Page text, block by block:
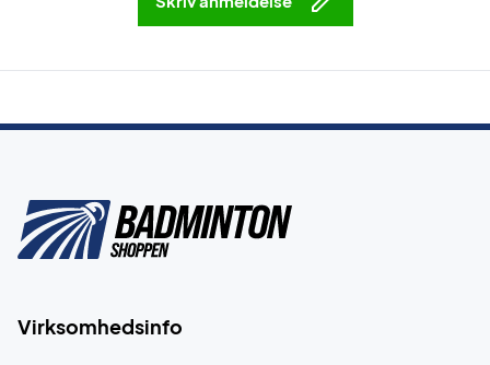
Light Grey.
Virksomhedsinfo